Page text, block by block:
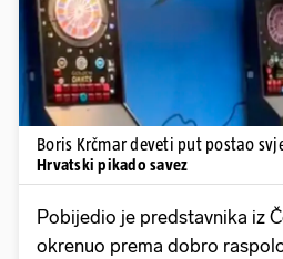
Boris Krčmar deveti put postao
Hrvatski pikado savez
Pobijedio je predstavnika iz
okrenuo prema dobro